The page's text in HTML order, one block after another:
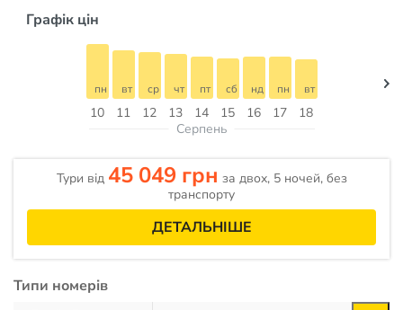
Графік цін
10
пн
11
вт
12
ср
13
чт
14
пт
15
сб
16
нд
17
пн
18
вт
Серпень
Тури від 45 049 грн за двох, 5 ночей, без
транспорту
ДЕТАЛЬНІШЕ
Типи номерів